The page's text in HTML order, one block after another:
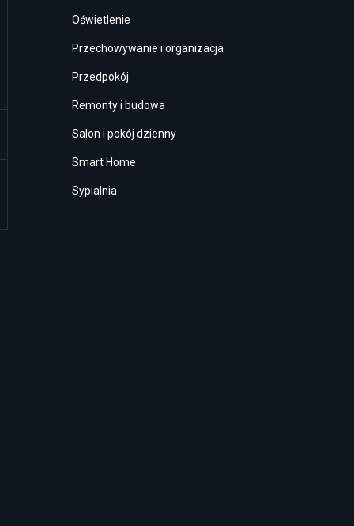
Oświetlenie
Przechowywanie i organizacja
Przedpokój
Remonty i budowa
Salon i pokój dzienny
Smart Home
Sypialnia